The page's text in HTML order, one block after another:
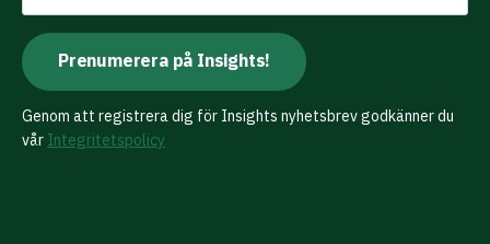
Genom att registrera dig för Insights nyhetsbrev godkänner du
vår Integritetspolicy